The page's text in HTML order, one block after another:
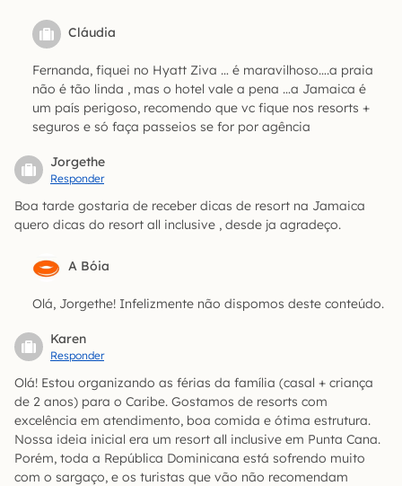
Cláudia
Fernanda, fiquei no Hyatt Ziva … é maravilhoso….a praia
não é tão linda , mas o hotel vale a pena …a Jamaica é
um país perigoso, recomendo que vc fique nos resorts +
seguros e só faça passeios se for por agência
Jorgethe
Responder
Boa tarde gostaria de receber dicas de resort na Jamaica
quero dicas do resort all inclusive , desde ja agradeço.
A Bóia
Olá, Jorgethe! Infelizmente não dispomos deste conteúdo.
Karen
Responder
Olá! Estou organizando as férias da família (casal + criança
de 2 anos) para o Caribe. Gostamos de resorts com
excelência em atendimento, boa comida e ótima estrutura.
Nossa ideia inicial era um resort all inclusive em Punta Cana.
Porém, toda a República Dominicana está sofrendo muito
com o sargaço, e os turistas que vão não recomendam